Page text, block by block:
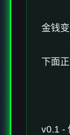
金钱
下面正
v0.1 -